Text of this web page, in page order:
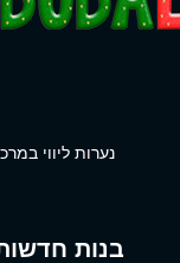
נערות ליווי
בנות